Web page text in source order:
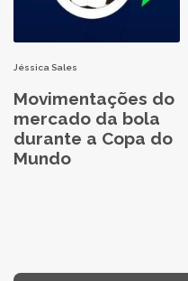
Jéssica Sales
Movimentações do
mercado da bola
durante a Copa do
Mundo